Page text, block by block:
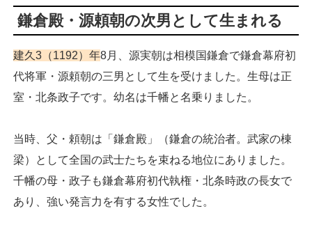
鎌倉殿・源頼朝の次男として生まれる
建久3（1192）年8月、源実朝は相模国鎌倉で鎌倉幕府初
代将軍・源頼朝の三男として生を受けました。生母は正
室・北条政子です。幼名は千幡と名乗りました。
当時、父・頼朝は「鎌倉殿」（鎌倉の統治者。武家の棟
梁）として全国の武士たちを束ねる地位にありました。
千幡の母・政子も鎌倉幕府初代執権・北条時政の長女で
あり、強い発言力を有する女性でした。